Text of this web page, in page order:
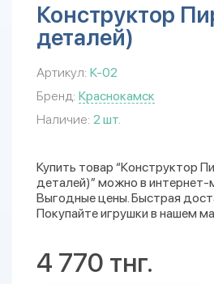
Конструктор
деталей)
Артикул: К-02
Бренд: Краснокамск
Наличие: 2 шт.
Купить товар “Конструктор
деталей)” можно в интернет-
Выгодные цены. Быстрая
Покупайте игрушки в нашем
4 770 тнг.